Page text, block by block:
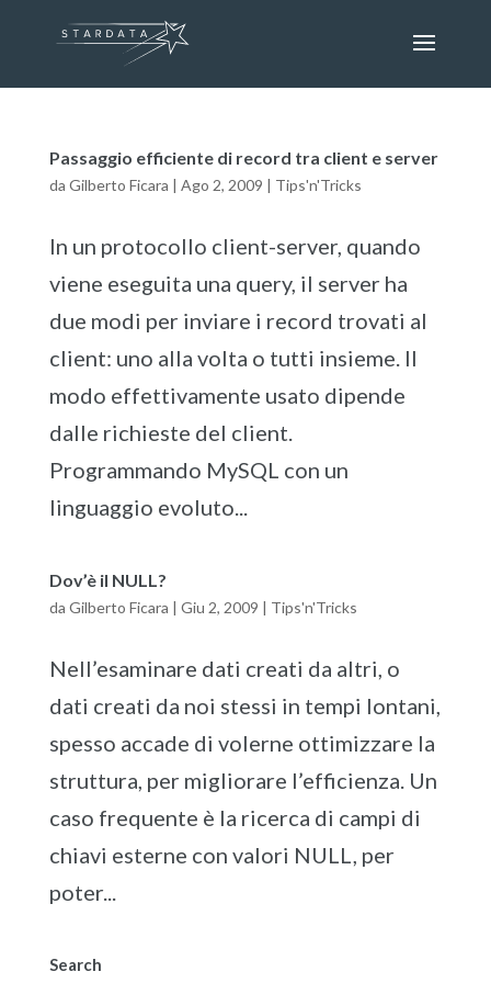
Passaggio efficiente di record tra client e server
da Gilberto Ficara | Ago 2, 2009 | Tips'n'Tricks
In un protocollo client-server, quando
viene eseguita una query, il server ha
due modi per inviare i record trovati al
client: uno alla volta o tutti insieme. Il
modo effettivamente usato dipende
dalle richieste del client.
Programmando MySQL con un
linguaggio evoluto...
Dov’è il NULL?
da Gilberto Ficara | Giu 2, 2009 | Tips'n'Tricks
Nell’esaminare dati creati da altri, o
dati creati da noi stessi in tempi lontani,
spesso accade di volerne ottimizzare la
struttura, per migliorare l’efficienza. Un
caso frequente è la ricerca di campi di
chiavi esterne con valori NULL, per
poter...
Search